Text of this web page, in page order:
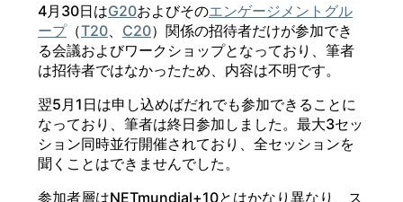
4月30日はG20およびそのエンゲージメントグル
ープ（T20 C20）関係の招待者だけが参加でき
る会議およびワークショップとなっており、筆者
は招待者ではなかったため、内容は不明です。
翌5月1日は申し込めばだれでも参加できることに
なっており、筆者は終日参加しました。最大3セッ
ション同時並行開催されており、全セッションを
聞くことはできませんでした。
参加者層はNETmundial+10とはかなり異なり、ス